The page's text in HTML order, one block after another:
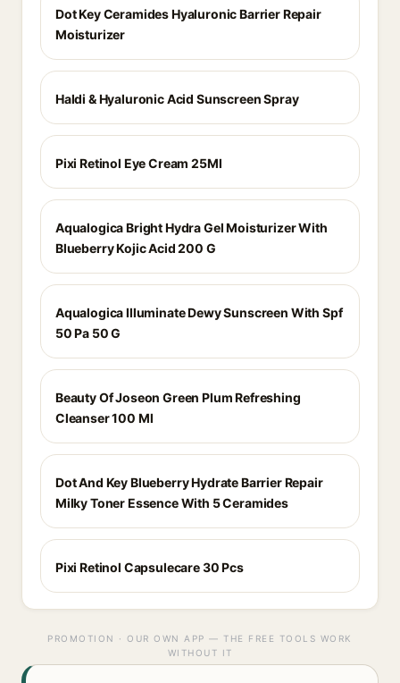
Dot Key Ceramides Hyaluronic Barrier Repair
Moisturizer
Haldi & Hyaluronic Acid Sunscreen Spray
Pixi Retinol Eye Cream 25Ml
Aqualogica Bright Hydra Gel Moisturizer With
Blueberry Kojic Acid 200 G
Aqualogica Illuminate Dewy Sunscreen With Spf
50 Pa 50 G
Beauty Of Joseon Green Plum Refreshing
Cleanser 100 Ml
Dot And Key Blueberry Hydrate Barrier Repair
Milky Toner Essence With 5 Ceramides
Pixi Retinol Capsulecare 30 Pcs
PROMOTION · OUR OWN APP — THE FREE TOOLS WORK
WITHOUT IT